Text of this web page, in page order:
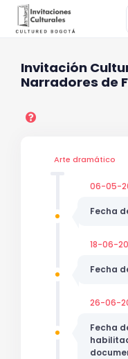
Invitación
Narradores de
Arte dramático
06-05-
Fecha
18-06-
Fecha
26-06-
Fecha